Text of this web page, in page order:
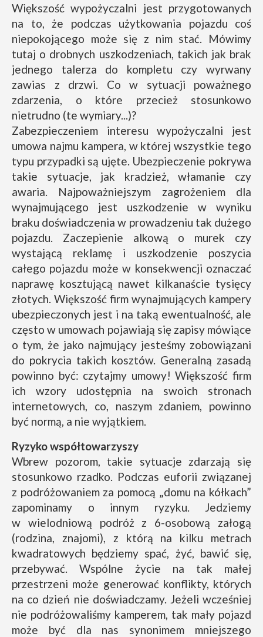
Większość wypożyczalni jest przygotowanych
na to, że podczas użytkowania pojazdu coś
niepokojącego może się z nim stać. Mówimy
tutaj o drobnych uszkodzeniach, takich jak brak
jednego talerza do kompletu czy wyrwany
zawias z drzwi. Co w sytuacji poważnego
zdarzenia, o które przecież stosunkowo
nietrudno (te wymiary...)?
Zabezpieczeniem interesu wypożyczalni jest
umowa najmu kampera, w której wszystkie tego
typu przypadki są ujęte. Ubezpieczenie pokrywa
takie sytuacje, jak kradzież, włamanie czy
awaria. Najpoważniejszym zagrożeniem dla
wynajmującego jest uszkodzenie w wyniku
braku doświadczenia w prowadzeniu tak dużego
pojazdu. Zaczepienie alkową o murek czy
wystającą reklamę i uszkodzenie poszycia
całego pojazdu może w konsekwencji oznaczać
naprawę kosztującą nawet kilkanaście tysięcy
złotych. Większość firm wynajmujących kampery
ubezpieczonych jest i na taką ewentualność, ale
często w umowach pojawiają się zapisy mówiące
o tym, że jako najmujący jesteśmy zobowiązani
do pokrycia takich kosztów. Generalną zasadą
powinno być: czytajmy umowy! Większość firm
ich wzory udostępnia na swoich stronach
internetowych, co, naszym zdaniem, powinno
być normą, a nie wyjątkiem.
Ryzyko współtowarzyszy
Wbrew pozorom, takie sytuacje zdarzają się
stosunkowo rzadko. Podczas euforii związanej
z podróżowaniem za pomocą „domu na kółkach”
zapominamy o innym ryzyku. Jedziemy
w wielodniową podróż z 6-osobową załogą
(rodzina, znajomi), z którą na kilku metrach
kwadratowych będziemy spać, żyć, bawić się,
przebywać. Wspólne życie na tak małej
przestrzeni może generować konflikty, których
na co dzień nie doświadczamy. Jeżeli wcześniej
nie podróżowaliśmy kamperem, tak mały pojazd
może być dla nas synonimem mniejszego